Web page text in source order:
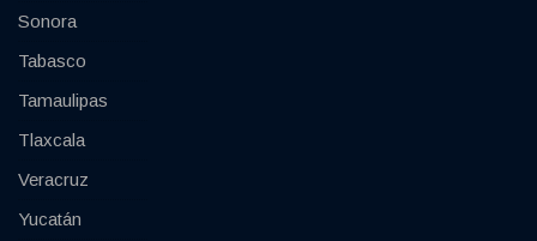
Sonora
Tabasco
Tamaulipas
Tlaxcala
Veracruz
Yucatán